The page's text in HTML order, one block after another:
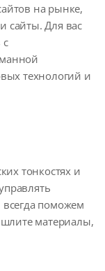
на рынке,
сайты. Для вас
технологий и
тонкостях и
поможем
материалы,